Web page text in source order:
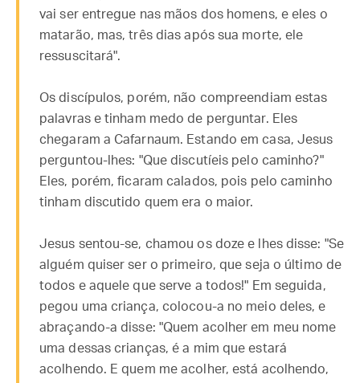
vai ser entregue nas mãos dos homens, e eles o
matarão, mas, três dias após sua morte, ele
ressuscitará".
Os discípulos, porém, não compreendiam estas
palavras e tinham medo de perguntar. Eles
chegaram a Cafarnaum. Estando em casa, Jesus
perguntou-lhes: "Que discutíeis pelo caminho?"
Eles, porém, ficaram calados, pois pelo caminho
tinham discutido quem era o maior.
Jesus sentou-se, chamou os doze e lhes disse: "Se
alguém quiser ser o primeiro, que seja o último de
todos e aquele que serve a todos!" Em seguida,
pegou uma criança, colocou-a no meio deles, e
abraçando-a disse: "Quem acolher em meu nome
uma dessas crianças, é a mim que estará
acolhendo. E quem me acolher, está acolhendo,